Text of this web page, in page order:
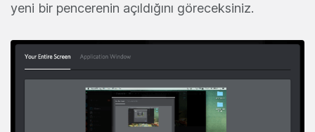
yeni bir pencerenin açıldığını göreceksiniz.